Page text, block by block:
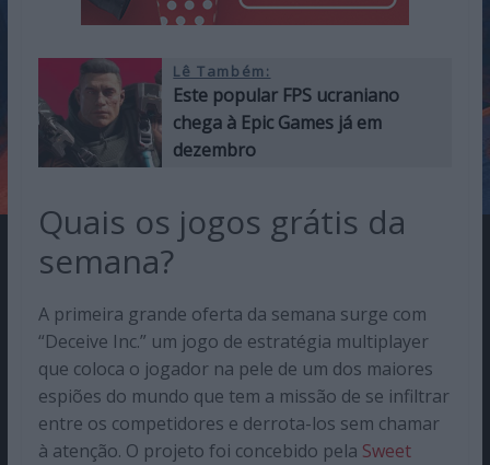
Lê Também:
Este popular FPS ucraniano
chega à Epic Games já em
dezembro
Quais os jogos grátis da
semana?
A primeira grande oferta da semana surge com
“Deceive Inc.” um jogo de estratégia multiplayer
que coloca o jogador na pele de um dos maiores
espiões do mundo que tem a missão de se infiltrar
entre os competidores e derrota-los sem chamar
à atenção. O projeto foi concebido pela Sweet